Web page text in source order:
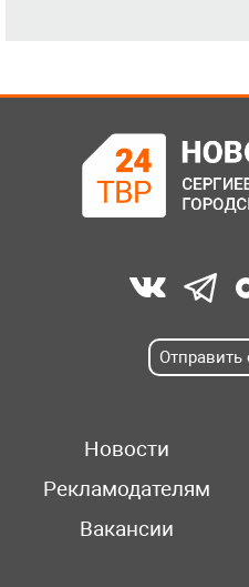
Новости
Рекламодателям
Вакансии